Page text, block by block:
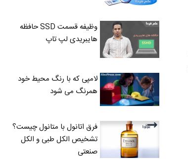
وظیفه قسمت SSD حافظه
هایبریدی لپ تاپ
لامپی که با رنگ محیط خود
همرنگ می شود
فرق اتانول با متانول چیست؟
تشخیص الکل طبی و الکل
صنعتی